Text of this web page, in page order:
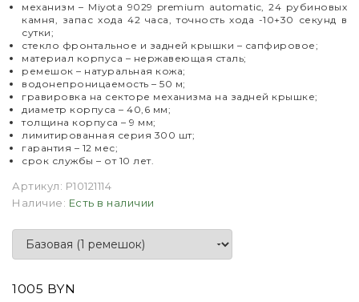
механизм – Miyota 9029 premium automatic, 24 рубиновых
камня, запас хода 42 часа, точность хода -10+30 секунд в
сутки;
стекло фронтальное и задней крышки – сапфировое;
материал корпуса – нержавеющая сталь;
ремешок – натуральная кожа;
водонепроницаемость – 50 м;
гравировка на секторе механизма на задней крышке;
диаметр корпуса – 40,6 мм;
толщина корпуса – 9 мм;
лимитированная серия 300 шт;
гарантия – 12 мес;
срок службы – от 10 лет.
Артикул: P10121114
Наличие: Есть в наличии
1005 BYN